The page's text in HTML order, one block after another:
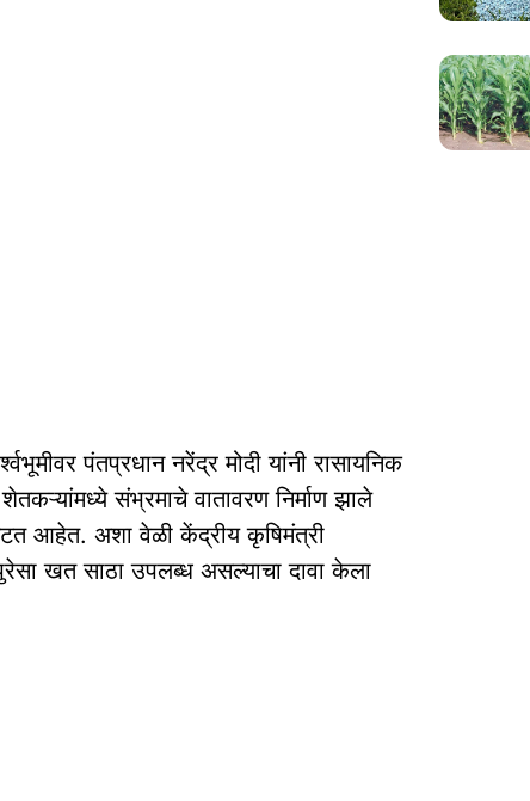
पंतप्रधान नरेंद्र मोदी यांनी रासायनिक
संभ्रमाचे वातावरण निर्माण झाले
आहेत. अशा वेळी केंद्रीय कृषिमंत्री
खत साठा उपलब्ध असल्याचा दावा केला